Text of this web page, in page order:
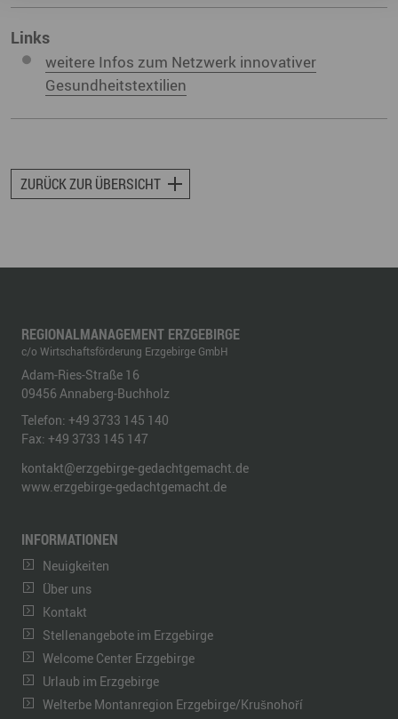
Links
weitere Infos zum Netzwerk innovativer
Gesundheitstextilien
ZURÜCK ZUR ÜBERSICHT
REGIONALMANAGEMENT ERZGEBIRGE
c/o Wirtschaftsförderung Erzgebirge GmbH
Adam-Ries-Straße 16
09456 Annaberg-Buchholz
Telefon: +49 3733 145 140
Fax: +49 3733 145 147
kontakt@erzgebirge-gedachtgemacht.de
www.erzgebirge-gedachtgemacht.de
INFORMATIONEN
Neuigkeiten
Über uns
Kontakt
Stellenangebote im Erzgebirge
Welcome Center Erzgebirge
Urlaub im Erzgebirge
Welterbe Montanregion Erzgebirge/Krušnohoří